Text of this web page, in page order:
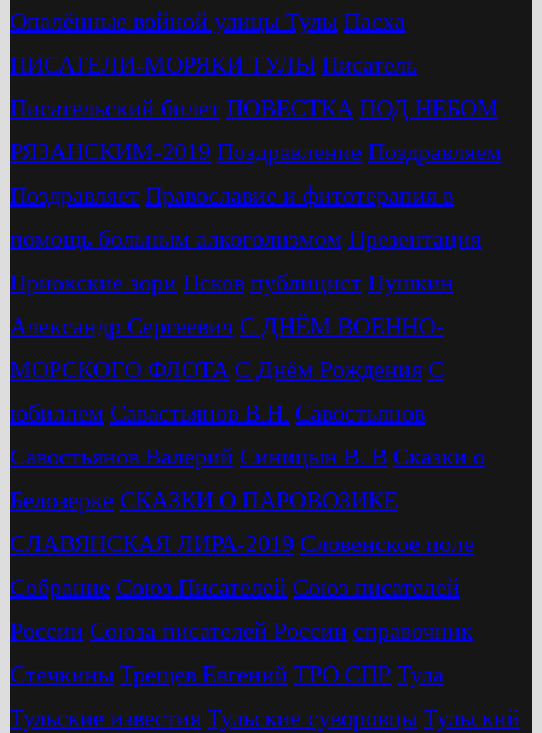
Опалённые войной улицы Тулы Пасха
ПИСАТЕЛИ-МОРЯКИ ТУЛЫ Писатель
Писательский билет ПОВЕСТКА ПОД НЕБОМ
РЯЗАНСКИМ-2019 Поздравление Поздравляем
Поздравляет Православие и фитотерапия в
помощь больным алкоголизмом Презентация
Приокские зори Псков публицист Пушкин
Александр Сергеевич С ДНЁМ ВОЕННО-
МОРСКОГО ФЛОТА С Днём Рождения С
юбиллем Савастьянов В.Н. Савостьянов
Савостьянов Валерий Синицын В. В Сказки о
Белозерке СКАЗКИ О ПАРОВОЗИКЕ
СЛАВЯНСКАЯ ЛИРА-2019 Словенское поле
Собрание Союз Писателей Союз писателей
России Союза писателей России справочник
Стечкины Трещев Евгений ТРО СПР Тула
Тульские известия Тульские суворовцы Тульский